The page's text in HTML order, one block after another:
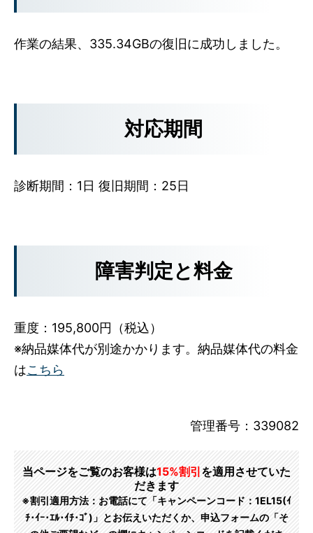
作業の結果、335.34GBの復旧に成功しました。
対応期間
診断期間：1日 復旧期間：25日
障害判定と料金
重度：195,800円（税込）
※納品媒体代が別途かかります。納品媒体代の料金
はこちら
管理番号：339082
当ページをご覧のお客様は15%割引 を適用させていた
だきます
※割引適用方法：お電話にて「キャンペーンコード：1EL15(ｲ
ﾁ･ｲｰ･ｴﾙ･ｲﾁ･ｺﾞ)」とお伝えいただくか、申込フォームの「そ